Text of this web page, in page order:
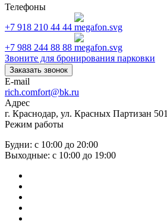
Телефоны
+7 918 210 44 44
+7 988 244 88 88
Звоните для бронирования парковки
Заказать звонок
E-mail
rich.comfort@bk.ru
Адрес
г. Краснодар, ул. Красных Партизан 501
Режим работы
Будни: с 10:00 до 20:00
Выходные: с 10:00 до 19:00